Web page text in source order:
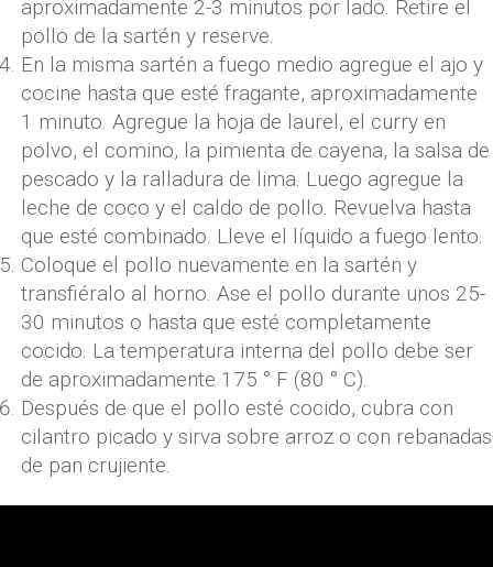
aproximadamente 2-3 minutos por lado. Retire el
pollo de la sartén y reserve.
En la misma sartén a fuego medio agregue el ajo y
cocine hasta que esté fragante, aproximadamente
1 minuto. Agregue la hoja de laurel, el curry en
polvo, el comino, la pimienta de cayena, la salsa de
pescado y la ralladura de lima. Luego agregue la
leche de coco y el caldo de pollo. Revuelva hasta
que esté combinado. Lleve el líquido a fuego lento.
Coloque el pollo nuevamente en la sartén y
transfiéralo al horno. Ase el pollo durante unos 25-
30 minutos o hasta que esté completamente
cocido. La temperatura interna del pollo debe ser
de aproximadamente 175 ° F (80 ° C).
Después de que el pollo esté cocido, cubra con
cilantro picado y sirva sobre arroz o con rebanadas
de pan crujiente.